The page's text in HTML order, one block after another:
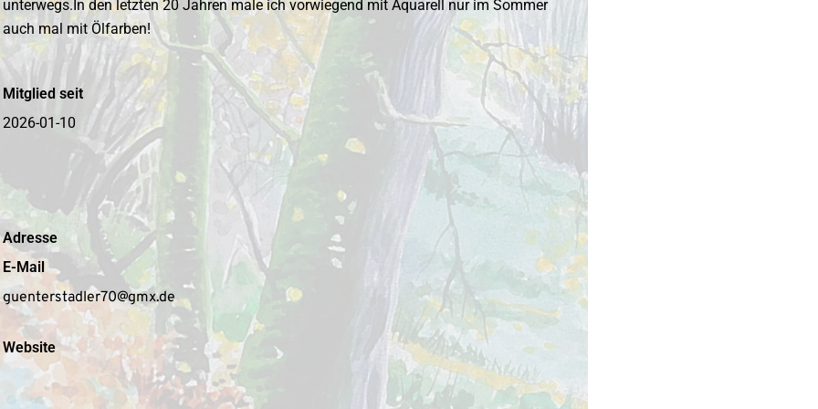
unterwegs.In den letzten 20 Jahren male ich vorwiegend mit Aquarell nur im Sommer
auch mal mit Ölfarben!
Mitglied seit
2026-01-10
Adresse
E-Mail
guenterstadler70@gmx.de
Website